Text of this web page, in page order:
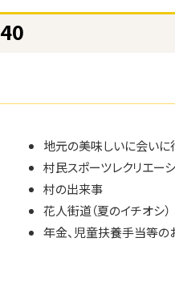
地元の美味しいに会いに
村民スポーツレクリエー
村の出来事
花人街道（夏のイチオシ）
年金、児童扶養手当等の